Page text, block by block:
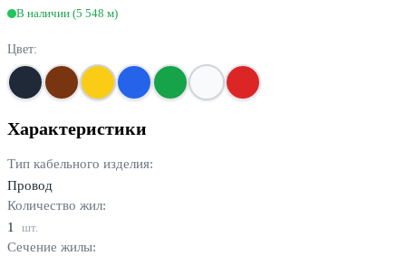
В наличии (5 548 м)
Цвет:
Характеристики
Тип кабельного изделия:
Провод
Количество жил:
1
шт.
Сечение жилы: